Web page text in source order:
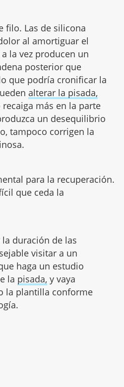
filo. Las de silicona
al amortiguar el
la vez producen un
posterior que
que podría cronificar la
alterar la pisada,
más en la parte
un desequilibrio
tampoco corrigen la
para la recuperación.
que ceda la
duración de las
visitar a un
haga un estudio
la pisada, y vaya
la plantilla conforme